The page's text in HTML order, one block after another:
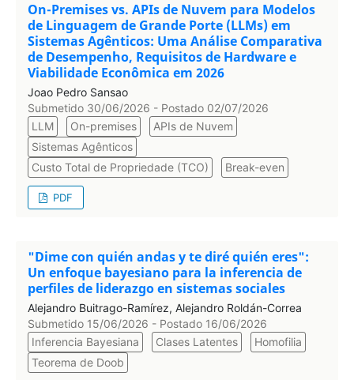
On-Premises vs. APIs de Nuvem para Modelos
de Linguagem de Grande Porte (LLMs) em
Sistemas Agênticos: Uma Análise Comparativa
de Desempenho, Requisitos de Hardware e
Viabilidade Econômica em 2026
Joao Pedro Sansao
Submetido 30/06/2026 - Postado 02/07/2026
LLM
On-premises
APIs de Nuvem
Sistemas Agênticos
Custo Total de Propriedade (TCO)
Break-even
PDF
"Dime con quién andas y te diré quién eres":
Un enfoque bayesiano para la inferencia de
perfiles de liderazgo en sistemas sociales
Alejandro Buitrago-Ramírez, Alejandro Roldán-Correa
Submetido 15/06/2026 - Postado 16/06/2026
Inferencia Bayesiana
Clases Latentes
Homofilia
Teorema de Doob